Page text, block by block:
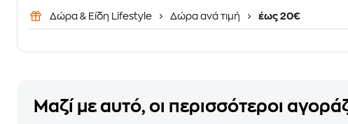
Δώρα & Είδη Lifestyle Δώρα ανά τιμή έως 20€
Μαζί με αυτό, οι περισσότεροι